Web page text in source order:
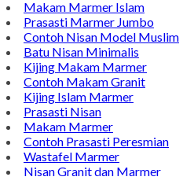
Makam Marmer Islam
Prasasti Marmer Jumbo
Contoh Nisan Model Muslim
Batu Nisan Minimalis
Kijing Makam Marmer
Contoh Makam Granit
Kijing Islam Marmer
Prasasti Nisan
Makam Marmer
Contoh Prasasti Peresmian
Wastafel Marmer
Nisan Granit dan Marmer